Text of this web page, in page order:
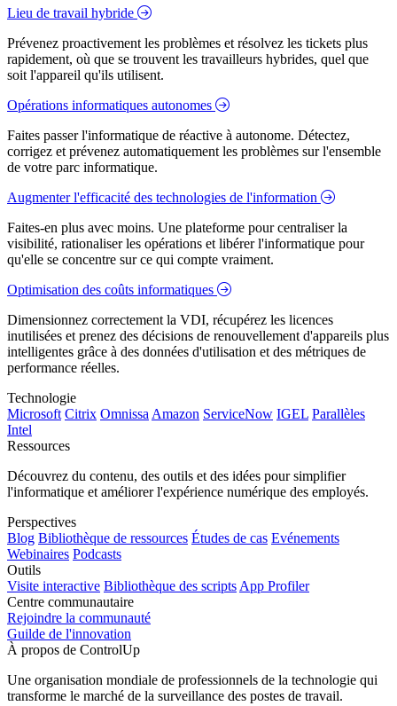
Lieu de travail hybride
Prévenez proactivement les problèmes et résolvez les tickets plus
rapidement, où que se trouvent les travailleurs hybrides, quel que
soit l'appareil qu'ils utilisent.
Opérations informatiques autonomes
Faites passer l'informatique de réactive à autonome. Détectez,
corrigez et prévenez automatiquement les problèmes sur l'ensemble
de votre parc informatique.
Augmenter l'efficacité des technologies de l'information
Faites-en plus avec moins. Une plateforme pour centraliser la
visibilité, rationaliser les opérations et libérer l'informatique pour
qu'elle se concentre sur ce qui compte vraiment.
Optimisation des coûts informatiques
Dimensionnez correctement la VDI, récupérez les licences
inutilisées et prenez des décisions de renouvellement d'appareils plus
intelligentes grâce à des données d'utilisation et des métriques de
performance réelles.
Technologie
Microsoft Citrix Omnissa Amazon ServiceNow IGEL Parallèles
Intel
Ressources
Découvrez du contenu, des outils et des idées pour simplifier
l'informatique et améliorer l'expérience numérique des employés.
Perspectives
Blog Bibliothèque de ressources Études de cas Evénements
Webinaires Podcasts
Outils
Visite interactive Bibliothèque des scripts App Profiler
Centre communautaire
Rejoindre la communauté
Guilde de l'innovation
À propos de ControlUp
Une organisation mondiale de professionnels de la technologie qui
transforme le marché de la surveillance des postes de travail.